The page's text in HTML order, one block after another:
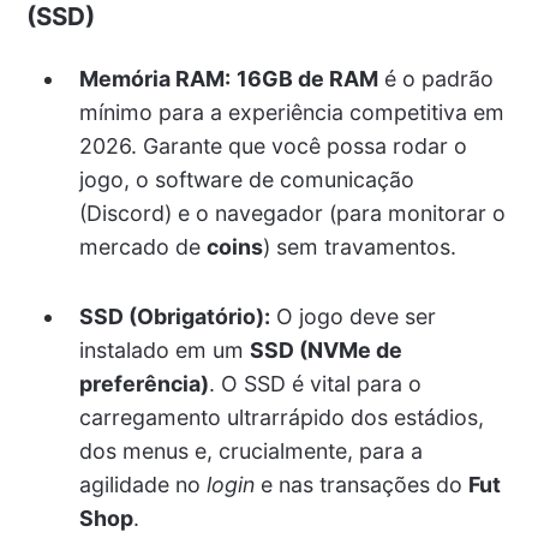
(SSD)
Memória RAM: 16GB de RAMé o padrão
mínimo para a experiência competitiva em
2026. Garante que você possa rodar o
jogo, o software de comunicação
(Discord) e o navegador (para monitorar o
mercado de coins) sem travamentos.
SSD (Obrigatório): O jogo deve ser
instalado em um SSD (NVMe de
preferência). O SSD é vital para o
carregamento ultrarrápido dos estádios,
dos menus e, crucialmente, para a
agilidade no logine nas transações do Fut
Shop.